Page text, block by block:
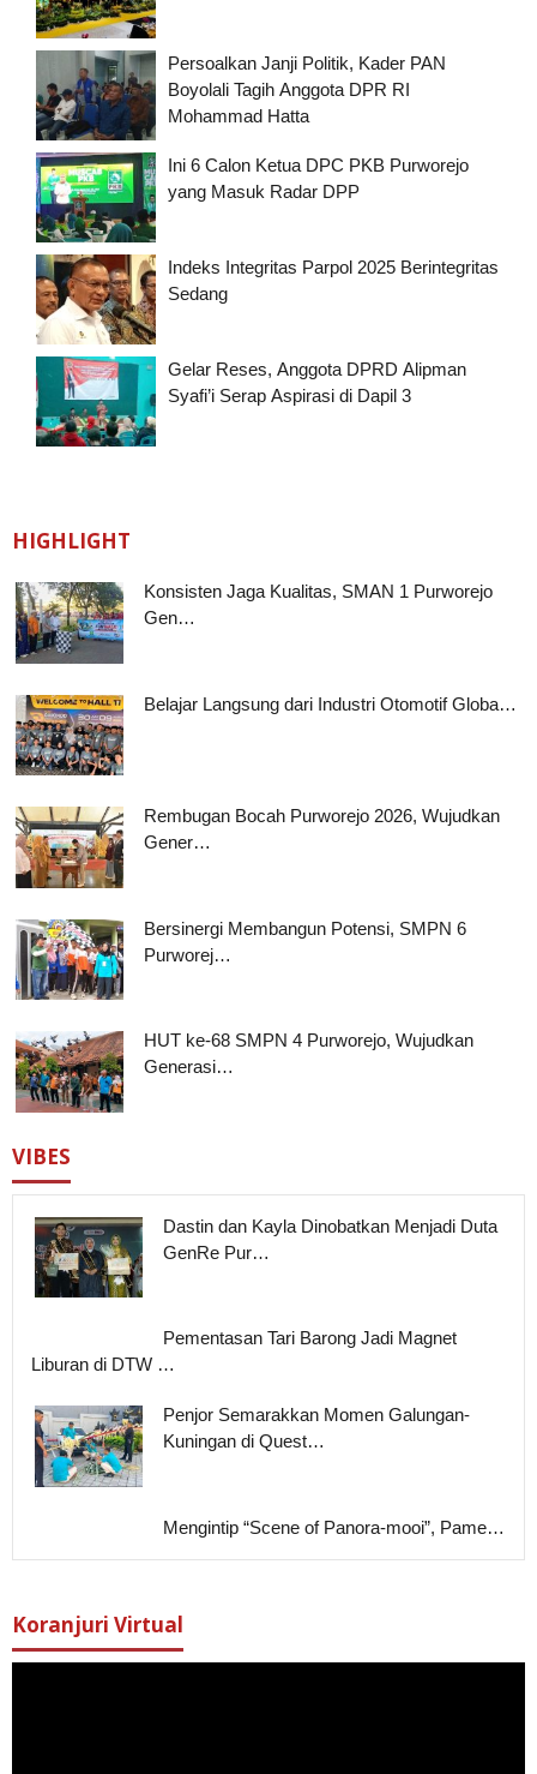
Persoalkan Janji Politik, Kader PAN
Boyolali Tagih Anggota DPR RI
Mohammad Hatta
Ini 6 Calon Ketua DPC PKB Purworejo
yang Masuk Radar DPP
Indeks Integritas Parpol 2025 Berintegritas
Sedang
Gelar Reses, Anggota DPRD Alipman
Syafi’i Serap Aspirasi di Dapil 3
HIGHLIGHT
Konsisten Jaga Kualitas, SMAN 1 Purworejo
Gen…
Belajar Langsung dari Industri Otomotif Globa…
Rembugan Bocah Purworejo 2026, Wujudkan
Gener…
Bersinergi Membangun Potensi, SMPN 6
Purworej…
HUT ke-68 SMPN 4 Purworejo, Wujudkan
Generasi…
VIBES
Dastin dan Kayla Dinobatkan Menjadi Duta
GenRe Pur…
Pementasan Tari Barong Jadi Magnet
Liburan di DTW …
Penjor Semarakkan Momen Galungan-
Kuningan di Quest…
Mengintip “Scene of Panora-mooi”, Pame…
Koranjuri Virtual